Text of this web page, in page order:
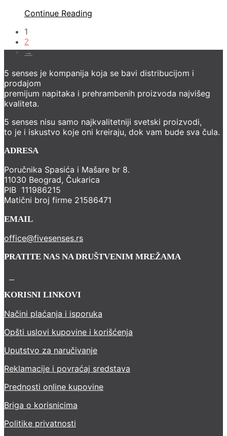
Continue Reading
1
2
→
5 senses je kompanija koja se bavi distribucijom i
prodajom
premijum napitaka i prehrambenih proizvoda najvišeg
kvaliteta.
5 senses nisu samo najkvalitetniji svetski proizvodi,
to je i iskustvo koje oni kreiraju, dok vam bude sva čula.
ADRESA
Poručnika Spasića i Mašare br 8.
11030 Beograd, Čukarica
PIB 111986215
Matični broj firme 21586471
EMAIL
office@fivesenses.rs
PRATITE NAS NA DRUŠTVENIM MREŽAMA
KORISNI LINKOVI
Načini plaćanja i isporuka
Opšti uslovi kupovine i korišćenja
Uputstvo za naručivanje
Reklamacije i povraćaj sredstava
Prednosti online kupovine
Briga o korisnicima
Politike privatnosti